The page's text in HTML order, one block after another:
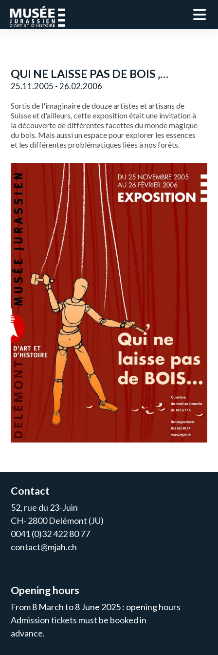
QUI NE LAISSE PAS DE BOIS ‚…
25.11.2005 - 26.02.2006
Sortis de l'imaginaire de douze artistes et artisans de
Suisse et d'ailleurs, cette exposition était une invitation à
la découverte de différentes facettes du monde magique
du bois. Mais aussi un espace pour explorer les essences
et les différentes problématiques liées à nos forêts.
Contact
52, rue du 23-Juin
CH- 2800 Delémont (JU)
0041 (0)32 422 80 77
contact@mjah.ch
Opening hours
From 8 March to 8 June 2025 : opening hours
Admission tickets must be booked in
advance.